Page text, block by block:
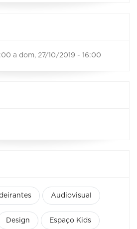
a dom, 27/10/2019 - 16:00
Audiovisual
Design Espaço Kids